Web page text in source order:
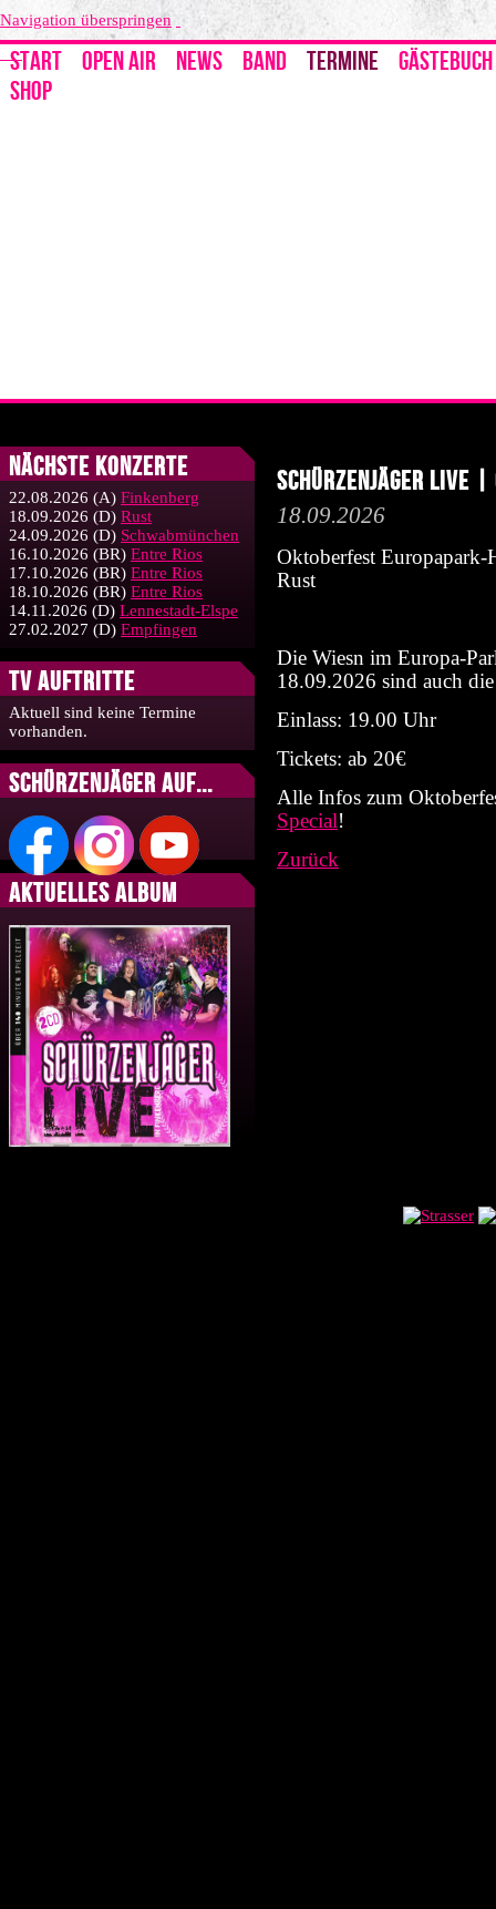
Navigation überspringen
START OPEN AIR NEWS BAND TERMINE
GÄSTEBUCH
SHOP
Nächste Konzerte
22.08.2026 (A) Finkenberg
18.09.2026 (D) Rust
24.09.2026 (D) Schwabmünchen
16.10.2026 (BR) Entre Rios
17.10.2026 (BR) Entre Rios
18.10.2026 (BR) Entre Rios
14.11.2026 (D) Lennestadt-Elspe
27.02.2027 (D) Empfingen
TV Auftritte
Aktuell sind keine Termine
vorhanden.
Schürzenjäger auf...
Aktuelles Album
Schürzenjäger LIVE
18.09.2026
Oktoberfest Europapark-
Rust
Die Wiesn im Europa-
18.09.2026 sind auch
Einlass: 19.00 Uhr
Tickets: ab 20€
Alle Infos zum
Special!
Zurück